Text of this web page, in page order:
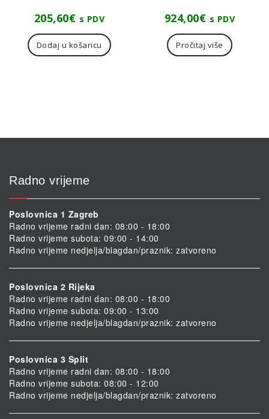
205,60€ s PDV
Dodaj u košaricu
924,00€ s PDV
Pročitaj više
Radno vrijeme
Poslovnica 1 Zagreb
Radno vrijeme radni dan: 08:00 - 18:00
Radno vrijeme subota: 09:00 - 14:00
Radno vrijeme nedjelja/blagdan/praznik: zatvoreno
Poslovnica 2 Rijeka
Radno vrijeme radni dan: 08:00 - 18:00
Radno vrijeme subota: 09:00 - 13:00
Radno vrijeme nedjelja/blagdan/praznik: zatvoreno
Poslovnica 3 Split
Radno vrijeme radni dan: 08:00 - 18:00
Radno vrijeme subota: 08:00 - 12:00
Radno vrijeme nedjelja/blagdan/praznik: zatvoreno